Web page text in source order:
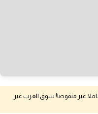
غير منقوصا! سوق العرب غير